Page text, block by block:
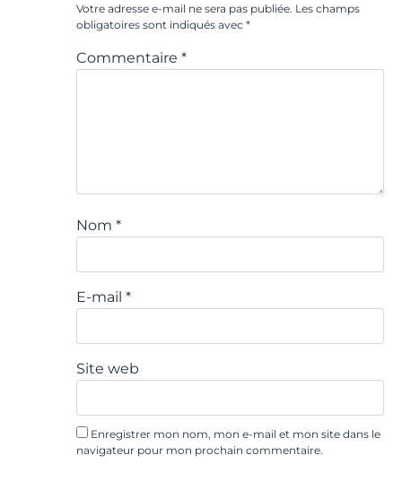
Votre adresse e-mail ne sera pas publiée. Les champs
obligatoires sont indiqués avec *
Commentaire *
Nom *
E-mail *
Site web
Enregistrer mon nom, mon e-mail et mon site dans le
navigateur pour mon prochain commentaire.